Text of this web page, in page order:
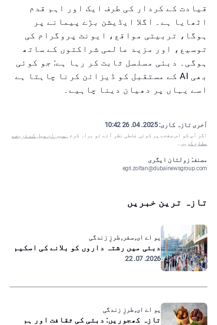
قیادت کے کردار کی طرف ایک اور اہم قدم
اٹھایا ہے۔ اگلا ایڈیشن بڑے پیمانے پر
ہوگا، تربیتی مواقع، ایونٹ پروگرام کی
توسیع، اور مزید عالمی شراکتوں کے ساتھ
ہوگی۔ دبئی مسلسل ثابت کر رہا ہے: جو کوئی
بھی AI کے مستقبل کو ڈیزائن کرنا چاہتا ہے
اسے یہاں پر دھیان دینا چاہیے۔
آخری تازہ کاری:2025. 04. 26 10:42
اگر آپ کو اس صفحے پر کوئی غلطی نظر آئے تو براہ کرم ہمیں ای میل کے ذریعے
مطلع کریں ۔
مصنف: زولتان ایگری
egri.zoltan@dubainewsgroup.com
تازہ ترین خبریں
یو اے ای, سفر, طرزِ زندگی
دبئی میں رشتہ داروں کو بلانے کی اسکیم
2026. 07. 22
یو اے ای, طرزِ زندگی
تازہ کھجوریں: دبئی کی ثقافت اور ہم